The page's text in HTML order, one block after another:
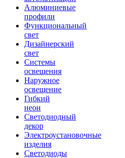
Алюминиевые
профили
Функциональный
свет
Дизайнерский
свет
Системы
освещения
Наружное
освещение
Гибкий
неон
Светодиодный
декор
Электроустановочные
изделия
Светодиоды